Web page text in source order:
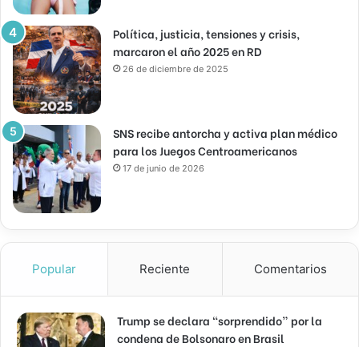
Política, justicia, tensiones y crisis,
marcaron el año 2025 en RD
26 de diciembre de 2025
SNS recibe antorcha y activa plan médico
para los Juegos Centroamericanos
17 de junio de 2026
Popular Reciente Comentarios
Trump se declara “sorprendido” por la
condena de Bolsonaro en Brasil